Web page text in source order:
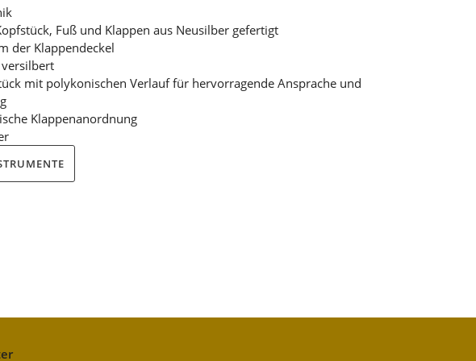
Fuß und Klappen aus Neusilber gefertigt
der Klappendeckel
mit polykonischen Verlauf für hervorragende Ansprache und
Klappenanordnung